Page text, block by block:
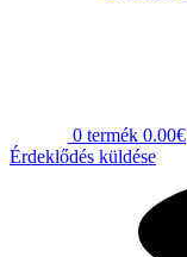
0 termék 0.00€
Érdeklődés küldése